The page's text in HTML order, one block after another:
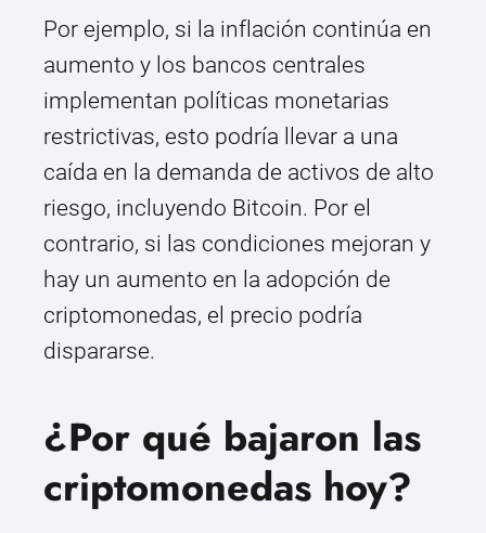
Por ejemplo, si la inflación continúa en
aumento y los bancos centrales
implementan políticas monetarias
restrictivas, esto podría llevar a una
caída en la demanda de activos de alto
riesgo, incluyendo Bitcoin. Por el
contrario, si las condiciones mejoran y
hay un aumento en la adopción de
criptomonedas, el precio podría
dispararse.
¿Por qué bajaron las
criptomonedas hoy?